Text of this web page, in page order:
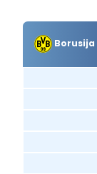
Borusija